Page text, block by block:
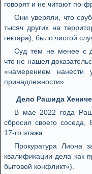
говорят и не читают по-
Они уверяли, что
тысяч других на
гектара), было чистой
Суд тем не менее с
что не нашел
«намерением нанести
принадлежности».
Дело Рашида Хениче
В мае 2022 года
сбросил своего соседа,
17-го этажа.
Прокуратура Лиона
квалификации дела как
бытовой конфликт»).